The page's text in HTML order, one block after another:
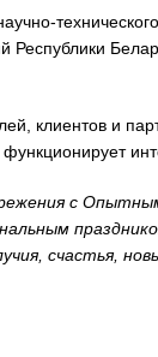
клиентов и
с
счастья,